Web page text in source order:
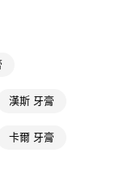
付方式。 讓您購物簡單
漢斯 牙膏
卡爾 牙膏